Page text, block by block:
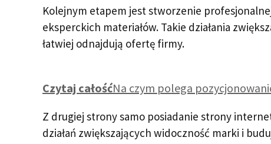
Kolejnym etapem jest stworzenie
eksperckich materiałów. Takie działania
łatwiej odnajdują ofertę firmy.
Czytaj całośćNa czym polega
Z drugiej strony samo posiadanie strony
działań zwiększających widoczność marki i